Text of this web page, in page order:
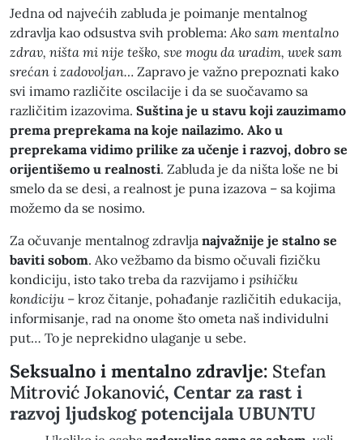
Jedna od najvećih zabluda je poimanje mentalnog
zdravlja kao odsustva svih problema:Ako sam mentalno
zdrav, ništa mi nije teško, sve mogu da uradim, uvek sam
srećan i zadovoljan… Zapravo je važno prepoznati kako
svi imamo različite oscilacije i da se suočavamo sa
različitim izazovima. Suština je u stavu koji zauzimamo
prema preprekama na koje nailazimo. Ako u
preprekama vidimo prilike za učenje i razvoj, dobro se
orijentišemo u realnosti. Zabluda je da ništa loše ne bi
smelo da se desi, a realnost je puna izazova – sa kojima
možemo da se nosimo.
Za očuvanje mentalnog zdravlja najvažnije je stalno se
baviti sobom. Ako vežbamo da bismo očuvali fizičku
kondiciju, isto tako treba da razvijamo i psihičku
kondiciju– kroz čitanje, pohađanje različitih edukacija,
informisanje, rad na onome što ometa naš individulni
put… To je neprekidno ulaganje u sebe.
Seksualno i mentalno zdravlje: Stefan
Mitrović Jokanović, Centar za rast i
razvoj ljudskog potencijala UBUNTU